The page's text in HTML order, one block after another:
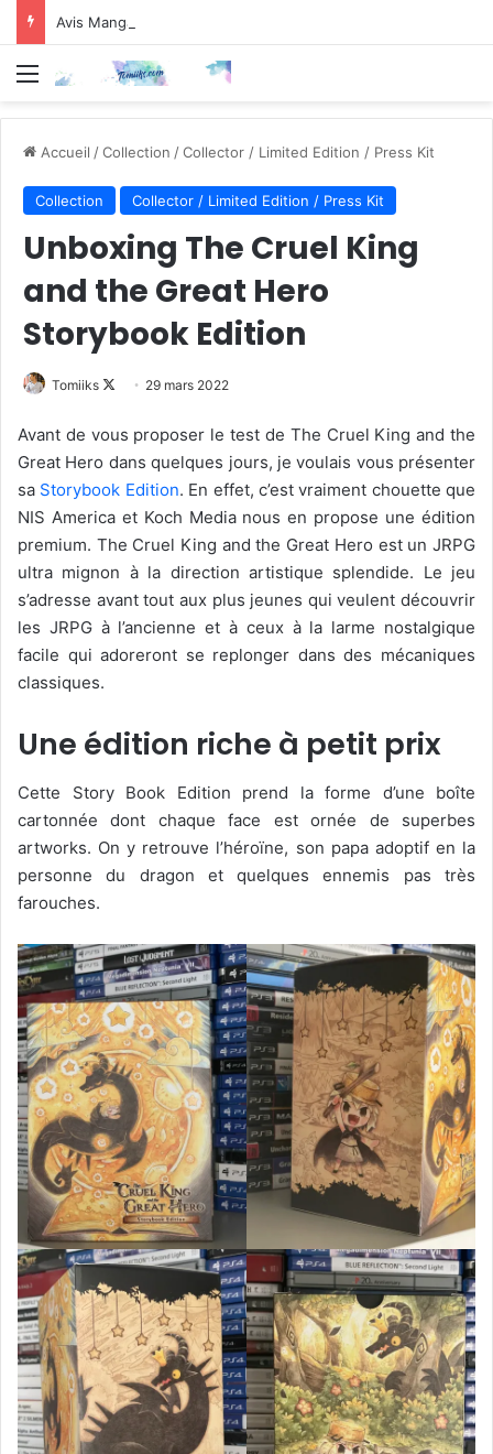
Avis Manga : Chiruran – Tome 3
Menu
Accueil /Collection /Collector / Limited Edition / Press Kit
Collection Collector / Limited Edition / Press Kit
Unboxing The Cruel King
and the Great Hero
Storybook Edition
Tomiiks
Follow
X
29 mars 2022
Avant de vous proposer le test de The Cruel King and the
Great Hero dans quelques jours, je voulais vous présenter
sa Storybook Edition. En effet, c’est vraiment chouette que
NIS America et Koch Media nous en propose une édition
premium. The Cruel King and the Great Hero est un JRPG
ultra mignon à la direction artistique splendide. Le jeu
s’adresse avant tout aux plus jeunes qui veulent découvrir
les JRPG à l’ancienne et à ceux à la larme nostalgique
facile qui adoreront se replonger dans des mécaniques
classiques.
Une édition riche à petit prix
Cette Story Book Edition prend la forme d’une boîte
cartonnée dont chaque face est ornée de superbes
artworks. On y retrouve l’héroïne, son papa adoptif en la
personne du dragon et quelques ennemis pas très
farouches.